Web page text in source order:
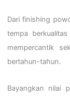
Dari finishing
tempa
mempercantik
bertahun-tahun.
Bayangkan nilai